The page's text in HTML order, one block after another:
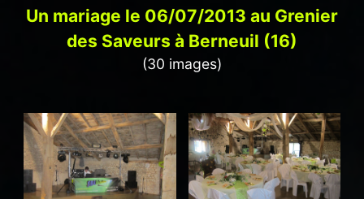
Un mariage le 06/07/2013 au Grenier
des Saveurs à Berneuil (16)
(30 images)